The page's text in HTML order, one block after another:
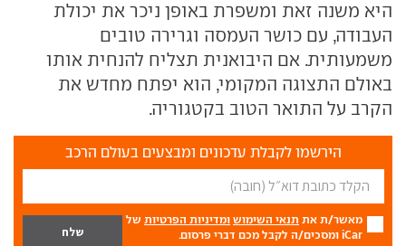
היא משנה זאת ומשפרת באופן ניכר את יכולת
העבודה, עם כושר העמסה וגרירה טובים
משמעותית. אם היבואנית תצליח להנחית אותו
באולם התצוגה המקומי, הוא יפתח מחדש את
הקרב על התואר הטוב בקטגוריה.
הירשמו לקבלת עדכונים ומבצעים בעולם הרכב
מאשר/ת את תנאי השימוש ומדיניות הפרטיות של
iCar ומסכים/ה לקבל מכם דברי פרסום.